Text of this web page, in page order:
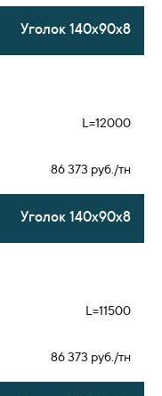
Уголок 140х90х8
L=12000
86 373 руб./тн
Уголок 140х90х8
L=11500
86 373 руб./тн